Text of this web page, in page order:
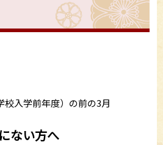
入学前年度）の前の3月
ない方へ